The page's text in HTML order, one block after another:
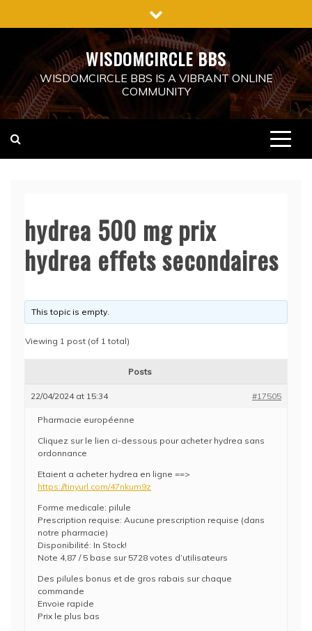
to
WISDOMCIRCLE BBS
WISDOMCIRCLE BBS IS A VIBRANT ONLINE
COMMUNITY
hydrea 500 mg prix
hydrea effets secondaires
This topic is empty.
Viewing 1 post (of 1 total)
Posts
22/04/2024 at 15:34 #17505
Pharmacie européenne
Cliquez sur le lien ci-dessous pour acheter hydrea sans
ordonnance
Etaient a acheter hydrea en ligne ==>
https://tinyurl.com/47nkum9z
Forme medicale: pilule
Prescription requise: Aucune prescription requise (dans
notre pharmacie)
Disponibilité: In Stock!
Note 4,87 / 5 base sur 5728 votes d’utilisateurs
Des pilules bonus et de gros rabais sur chaque
commande
Envoie rapide
Prix le plus bas